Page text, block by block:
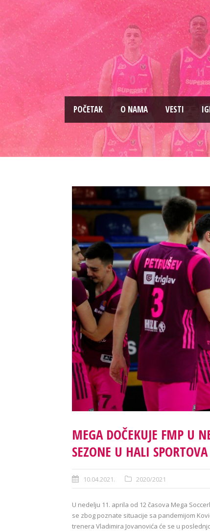
PОČETAK O NAMA VESTI
MEGA DOČEKUJE FMP U
SEZONE U HALI SPORTOVA
10.04.2021. 2020/2021
U nedelju 11. aprila od 12 časova Mega
se zbog poznate situacije sa pandemijom
trenera Vladimira Jovanovića će se u